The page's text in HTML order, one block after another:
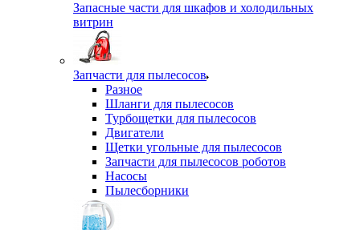
Запасные части для шкафов и холодильных
витрин
Запчасти для пылесосов
Разное
Шланги для пылесосов
Турбощетки для пылесосов
Двигатели
Щетки угольные для пылесосов
Запчасти для пылесосов роботов
Насосы
Пылесборники